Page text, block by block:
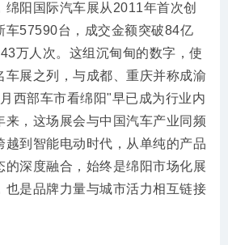
绵阳国际汽车展从2011年首次创
车57590台，成交金额突破84亿
万人次。这组沉甸甸的数字，使
车展之列，与成都、重庆并称成渝
西部车市看绵阳"早已成为行业内
来，这场展会与中国汽车产业同频
越到智能电动时代，从单纯的产品
的深度融合，始终是绵阳市场化展
也是品牌力量与城市活力相互链接